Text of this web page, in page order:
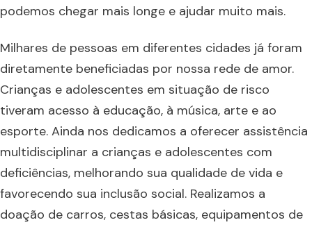
podemos chegar mais longe e ajudar muito mais.
Milhares de pessoas em diferentes cidades já foram
diretamente beneficiadas por nossa rede de amor.
Crianças e adolescentes em situação de risco
tiveram acesso à educação, à música, arte e ao
esporte. Ainda nos dedicamos a oferecer assistência
multidisciplinar a crianças e adolescentes com
deficiências, melhorando sua qualidade de vida e
favorecendo sua inclusão social. Realizamos a
doação de carros, cestas básicas, equipamentos de